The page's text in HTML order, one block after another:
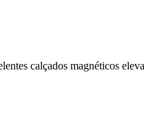
calçados magnéticos